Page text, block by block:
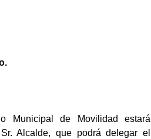
Municipal de Movilidad estará
Alcalde, que podrá delegar el